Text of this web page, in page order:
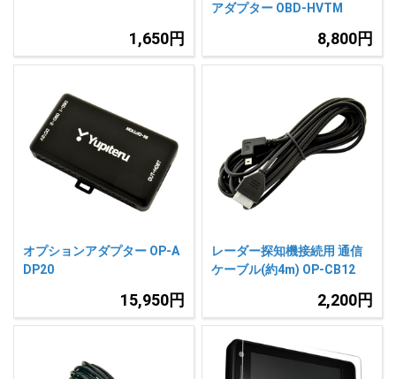
1,650円
アダプター OBD-HVTM
8,800円
オプションアダプター OP-A
DP20
15,950円
レーダー探知機接続用 通信
ケーブル(約4m) OP-CB12
2,200円